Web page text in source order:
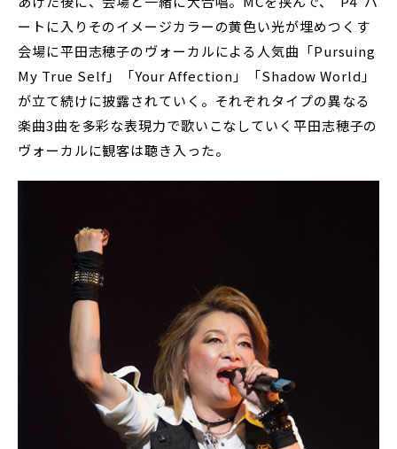
ートに入りそのイメージカラーの黄色い光が埋めつくす
会場に平田志穂子のヴォーカルによる人気曲「Pursuing
My True Self」「Your Affection」「Shadow World」
が立て続けに披露されていく。それぞれタイプの異なる
楽曲3曲を多彩な表現力で歌いこなしていく平田志穂子の
ヴォーカルに観客は聴き入った。